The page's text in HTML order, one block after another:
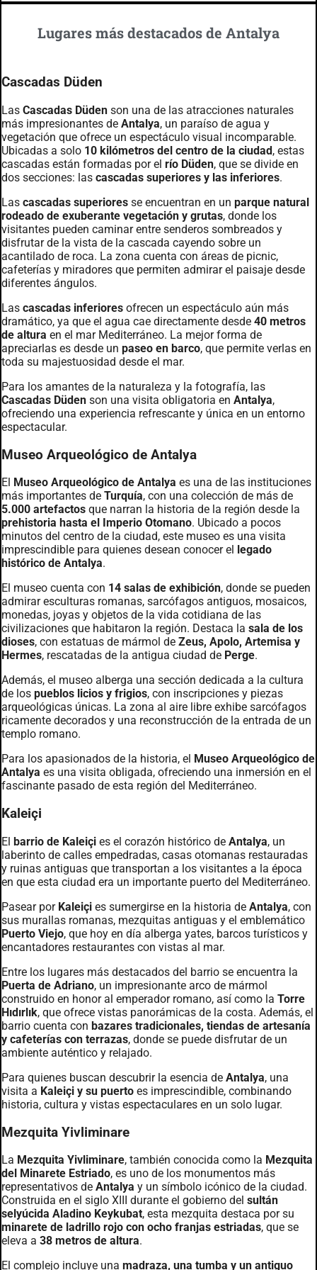
Lugares más destacados de Antalya
Cascadas Düden
Las Cascadas Düden son una de las atracciones naturales
más impresionantes de Antalya, un paraíso de agua y
vegetación que ofrece un espectáculo visual incomparable.
Ubicadas a solo 10 kilómetros del centro de la ciudad, estas
cascadas están formadas por el río Düden, que se divide en
dos secciones: las cascadas superiores y las inferiores.
Las cascadas superiores se encuentran en un parque natural
rodeado de exuberante vegetación y grutas, donde los
visitantes pueden caminar entre senderos sombreados y
disfrutar de la vista de la cascada cayendo sobre un
acantilado de roca. La zona cuenta con áreas de picnic,
cafeterías y miradores que permiten admirar el paisaje desde
diferentes ángulos.
Las cascadas inferiores ofrecen un espectáculo aún más
dramático, ya que el agua cae directamente desde 40 metros
de altura en el mar Mediterráneo. La mejor forma de
apreciarlas es desde un paseo en barco, que permite verlas en
toda su majestuosidad desde el mar.
Para los amantes de la naturaleza y la fotografía, las
Cascadas Düden son una visita obligatoria en Antalya,
ofreciendo una experiencia refrescante y única en un entorno
espectacular.
Museo Arqueológico de Antalya
El Museo Arqueológico de Antalya es una de las instituciones
más importantes de Turquía, con una colección de más de
5.000 artefactos que narran la historia de la región desde la
prehistoria hasta el Imperio Otomano. Ubicado a pocos
minutos del centro de la ciudad, este museo es una visita
imprescindible para quienes desean conocer el
legado
histórico de Antalya.
El museo cuenta con 14 salas de exhibición, donde se pueden
admirar esculturas romanas, sarcófagos antiguos, mosaicos,
monedas, joyas y objetos de la vida cotidiana de las
civilizaciones que habitaron la región. Destaca la sala de los
dioses, con estatuas de mármol de Zeus, Apolo, Artemisa y
Hermes, rescatadas de la antigua ciudad de Perge.
Además, el museo alberga una sección dedicada a la cultura
de los pueblos licios y frigios, con inscripciones y piezas
arqueológicas únicas. La zona al aire libre exhibe sarcófagos
ricamente decorados y una reconstrucción de la entrada de un
templo romano.
Para los apasionados de la historia, el Museo Arqueológico de
Antalya es una visita obligada, ofreciendo una inmersión en el
fascinante pasado de esta región del Mediterráneo.
Kaleiçi
El barrio de Kaleiçi es el corazón histórico de Antalya, un
laberinto de calles empedradas, casas otomanas restauradas
y ruinas antiguas que transportan a los visitantes a la época
en que esta ciudad era un importante puerto del Mediterráneo.
Pasear por Kaleiçi es sumergirse en la historia de Antalya, con
sus murallas romanas, mezquitas antiguas y el emblemático
Puerto Viejo, que hoy en día alberga yates, barcos turísticos y
encantadores restaurantes con vistas al mar.
Entre los lugares más destacados del barrio se encuentra la
Puerta de Adriano, un impresionante arco de mármol
construido en honor al emperador romano, así como la Torre
Hıdırlık, que ofrece vistas panorámicas de la costa. Además, el
barrio cuenta con bazares tradicionales, tiendas de artesanía
y cafeterías con terrazas, donde se puede disfrutar de un
ambiente auténtico y relajado.
Para quienes buscan descubrir la esencia de Antalya, una
visita a Kaleiçi y su puerto es imprescindible, combinando
historia, cultura y vistas espectaculares en un solo lugar.
Mezquita Yivliminare
La Mezquita Yivliminare, también conocida como la Mezquita
del Minarete Estriado, es uno de los monumentos más
representativos de Antalya y un símbolo icónico de la ciudad.
Construida en el siglo XIII durante el gobierno del sultán
selyúcida Aladino Keykubat, esta mezquita destaca por su
minarete de ladrillo rojo con ocho franjas estriadas, que se
eleva a 38 metros de altura.
El complejo incluye una madraza, una tumba y un antiguo